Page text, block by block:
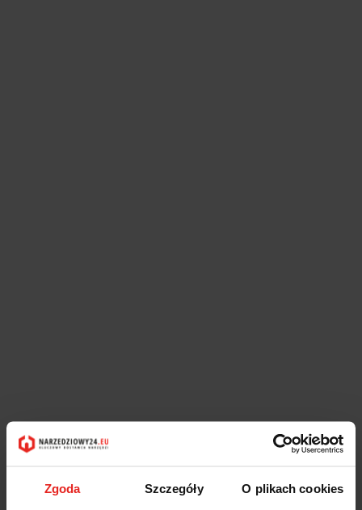
Zgoda Szczegóły O plikach cookies